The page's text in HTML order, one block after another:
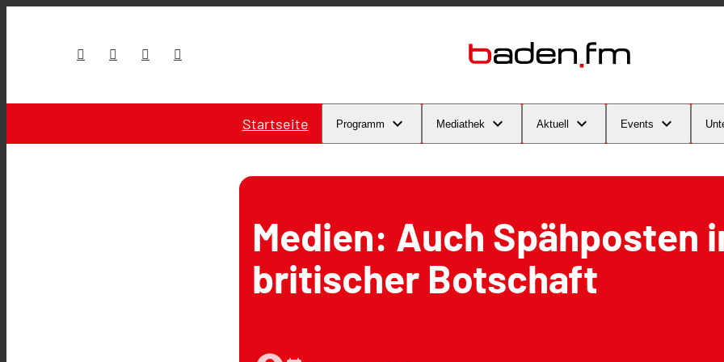
Startseite Programm Mediathek Aktuell Events
Medien: Auch Spähposten
britischer Botschaft